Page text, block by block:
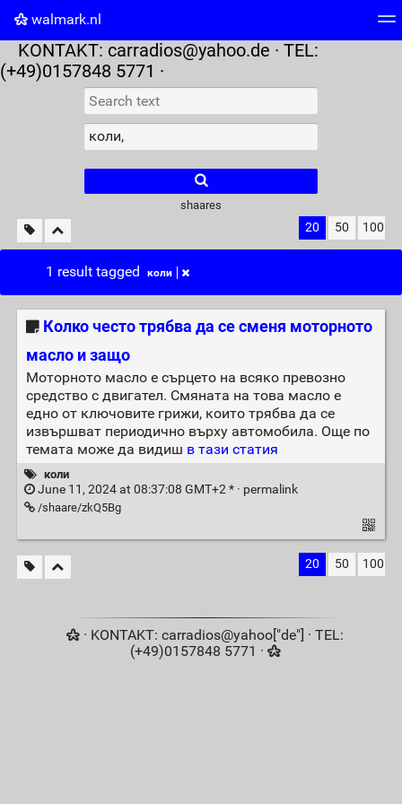
walmark.nl
Tag cloud Picture wall Daily RSS Feed
KONTAKT: carradios@yahoo.de · TEL:
(+49)0157848 5771 ·
shaares
20 50 100
1 result tagged коли
Колко често трябва да се сменя моторното
масло и защо
Моторното масло е сърцето на всяко превозно
средство с двигател. Смяната на това масло е
едно от ключовите грижи, които трябва да се
извършват периодично върху автомобила. Още по
темата може да видиш в тази статия
коли
June 11, 2024 at 08:37:08 GMT+2 * · permalink
/shaare/zkQ5Bg
20 50 100
· KONTAKT: carradios@yahoo["de"] · TEL:
(+49)0157848 5771 ·